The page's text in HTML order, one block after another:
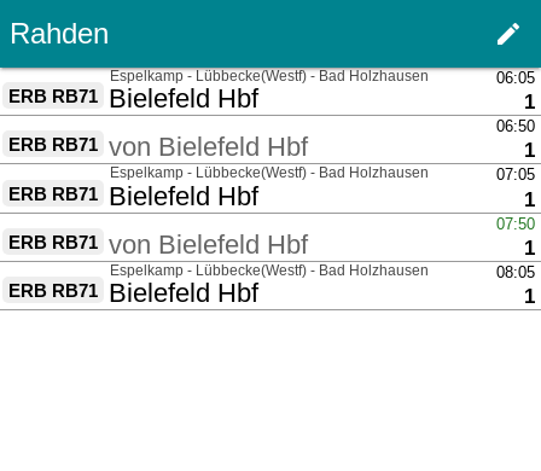
Rahden edit
ERB RB71 nach
Bielefeld Hbf
06:05
1
über
Espelkamp - Lübbecke(Westf) - Bad Holzhausen
ERB RB71 von
Bielefeld Hbf
06:50
1
ERB RB71 nach
Bielefeld Hbf
07:05
1
über
Espelkamp - Lübbecke(Westf) - Bad Holzhausen
ERB RB71 von
Bielefeld Hbf
07:50
1
ERB RB71 nach
Bielefeld Hbf
08:05
1
über
Espelkamp - Lübbecke(Westf) - Bad Holzhausen